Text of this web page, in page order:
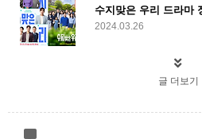
2024.03.26
글 더보기